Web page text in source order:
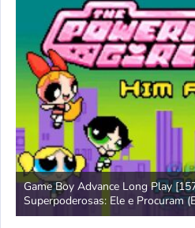
Game Boy Advance Long Play
Superpoderosas: Ele e Procuram